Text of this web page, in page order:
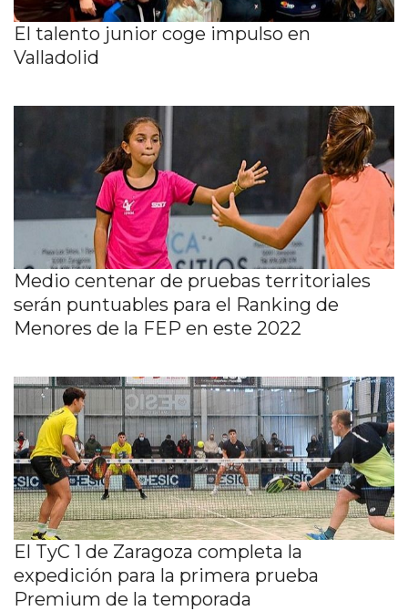
El talento junior coge impulso en
Valladolid
Medio centenar de pruebas territoriales
serán puntuables para el Ranking de
Menores de la FEP en este 2022
El TyC 1 de Zaragoza completa la
expedición para la primera prueba
Premium de la temporada